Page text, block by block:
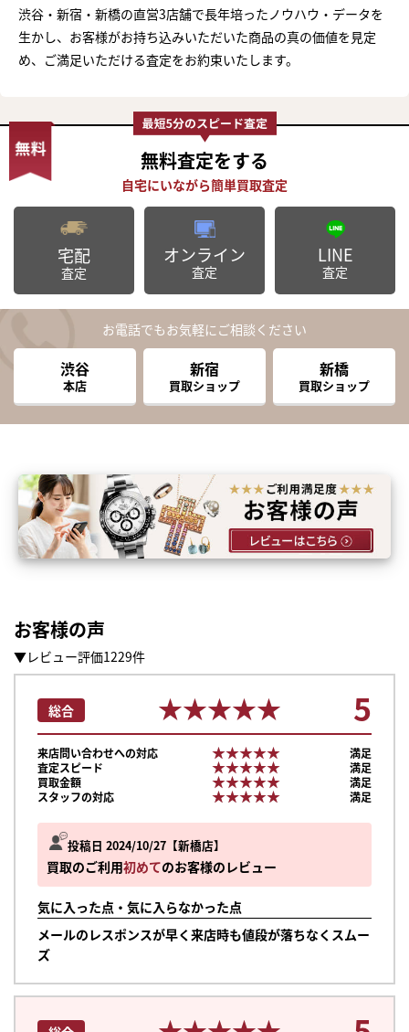
渋谷・新宿・新橋の直営3店舗で長年培ったノウハウ・データを
生かし、お客様がお持ち込みいただいた商品の真の価値を見定
め、ご満足いただける査定をお約束いたします。
無料査定をする
宅配
査定
オンライン
査定
LINE
査定
お電話でもお気軽にご相談ください
渋谷
本店
新宿
買取ショップ
新橋
買取ショップ
お客様の声
▼レビュー評価1229件
投稿日 2024/10/27 新橋店
買取のご利用初めてのお客様のレビュー
気に入った点・気に入らなかった点
メールのレスポンスが早く来店時も値段が落ちなくスムー
ズ
総合 ★★★★★
★★★★★ 5
来店問い合わせへの対応 ★★★★★
★★★★★
満足
査定スピード
★★★★★
★★★★★
満足
買取金額
★★★★★
★★★★★
満足
スタッフの対応
★★★★★
★★★★★ 満足
まずは